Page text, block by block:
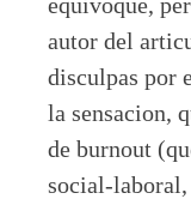
autor del
disculpas por
la sensacion,
de burnout
social-laboral,